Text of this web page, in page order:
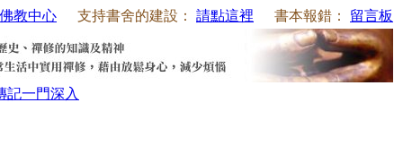
教中心 支持書舍的建設： 請點這裡 書本報錯： 留言板
記一門深入